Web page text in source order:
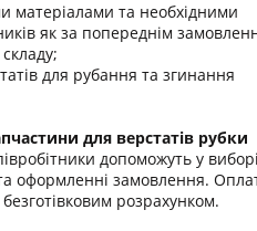
та необхідними
як за попереднім
для рубання та згинання
для верстатів рубки
допоможуть у
оформленні замовлення.
розрахунком.